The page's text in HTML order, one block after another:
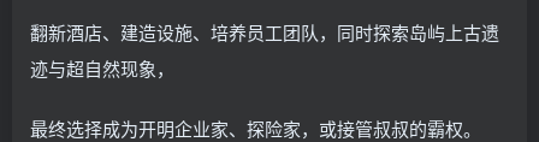
翻新酒店、建造设施、培养员工团队，同时探索岛屿上古遗
迹与超自然现象，
最终选择成为开明企业家、探险家，或接管叔叔的霸权。